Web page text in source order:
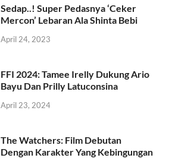
Sedap..! Super Pedasnya ‘Ceker
Mercon’ Lebaran Ala Shinta Bebi
April 24, 2023
FFI 2024: Tamee Irelly Dukung Ario
Bayu Dan Prilly Latuconsina
April 23, 2024
The Watchers: Film Debutan
Dengan Karakter Yang Kebingungan